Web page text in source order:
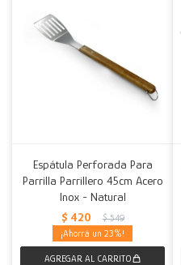
Espátula Perforada Para
Parrilla Parrillero 45cm Acero
Inox - Natural
$ 420 $ 549
23